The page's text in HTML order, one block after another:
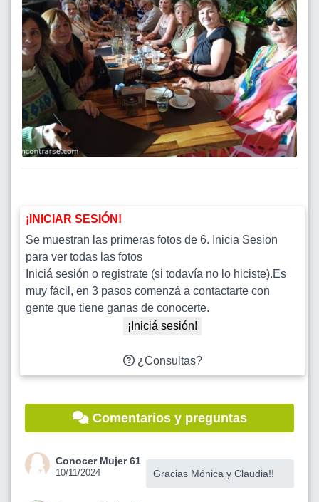
¡INICIAR SESIÓN!
Se muestran las primeras fotos de 6. Inicia Sesion
para ver todas las fotos
Iniciá sesión o registrate (si todavía no lo hiciste).Es
muy fácil, en 3 pasos comenzá a contactarte con
gente que tiene ganas de conocerte.
¡Iniciá sesión!
¿Consultas?
Comentarios y preguntas
Conocer Mujer 61
10/11/2024 Gracias Mónica y Claudia!!